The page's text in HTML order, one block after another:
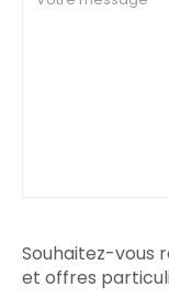
Souhaitez-vous
et offres